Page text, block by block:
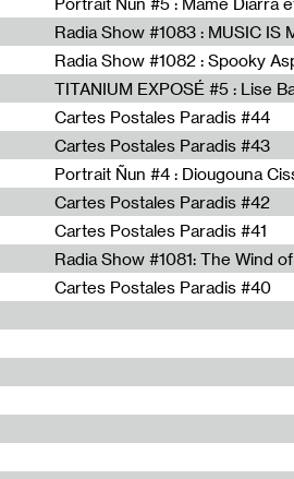
TITANIUM EXPOSÉ #5 : Lise
Cartes Postales Paradis #44
Cartes Postales Paradis #43
Portrait Ñun #4 : Diougouna
Cartes Postales Paradis #42
Cartes Postales Paradis #41
Cartes Postales Paradis #40